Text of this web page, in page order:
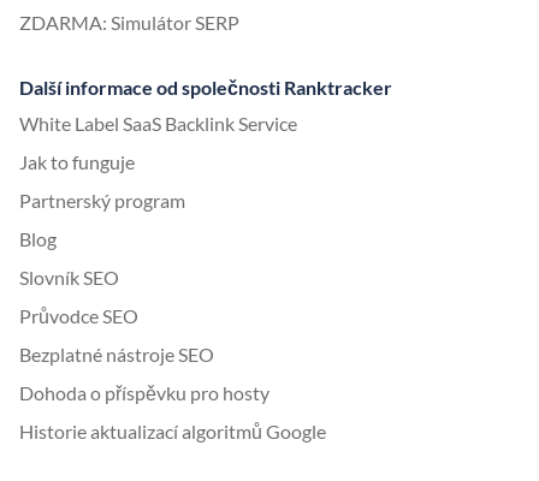
ZDARMA: Simulátor SERP
Další informace od společnosti Ranktracker
White Label SaaS Backlink Service
Jak to funguje
Partnerský program
Blog
Slovník SEO
Průvodce SEO
Bezplatné nástroje SEO
Dohoda o příspěvku pro hosty
Historie aktualizací algoritmů Google